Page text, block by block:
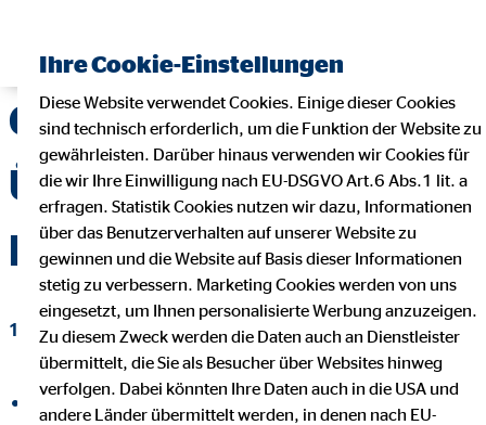
Gelungene
Überraschung für die
Kita-Kids
17. September 2020|OVB-Hilfswerk
auf Facebook teilen
Ihre Cookie-Einstellungen
Diese Website verwendet Cookies. Einige dieser Cookies
sind technisch erforderlich, um die Funktion der Website zu
gewährleisten. Darüber hinaus verwenden wir Cookies für
die wir Ihre Einwilligung nach EU-DSGVO Art.6 Abs.1 lit. a
erfragen. Statistik Cookies nutzen wir dazu, Informationen
über das Benutzerverhalten auf unserer Website zu
gewinnen und die Website auf Basis dieser Informationen
stetig zu verbessern. Marketing Cookies werden von uns
eingesetzt, um Ihnen personalisierte Werbung anzuzeigen.
Zu diesem Zweck werden die Daten auch an Dienstleister
übermittelt, die Sie als Besucher über Websites hinweg
verfolgen. Dabei könnten Ihre Daten auch in die USA und
andere Länder übermittelt werden, in denen nach EU-